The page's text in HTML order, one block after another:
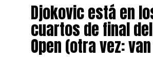
Djokovic está en
cuartos de final del
Open (otra vez: